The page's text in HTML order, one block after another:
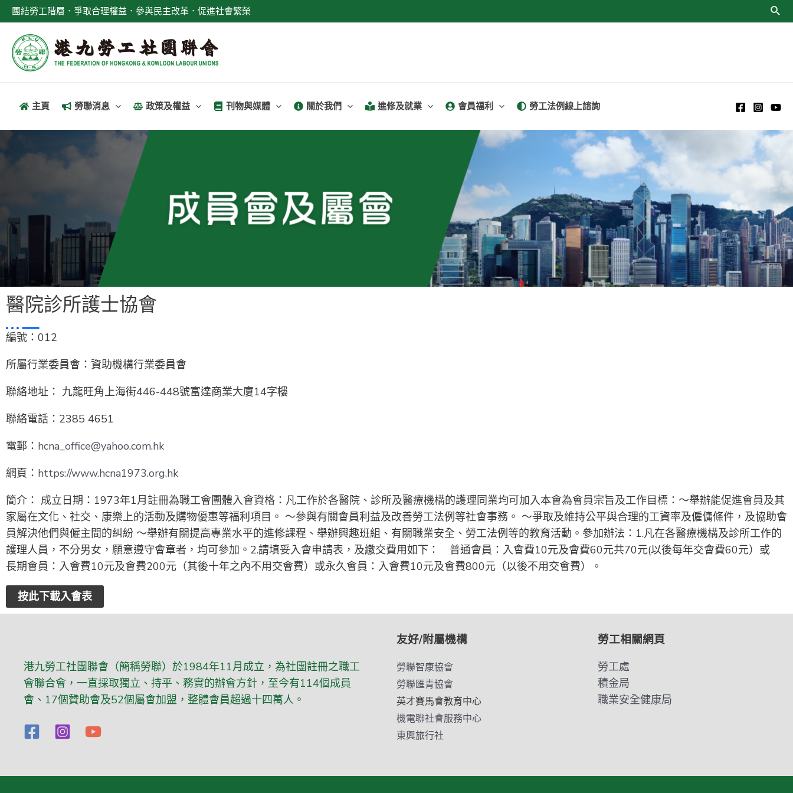
至
團結勞工階層．爭取合理權益．參與民主改革．促進社會繁榮
主頁 勞聯消息 政策及權益 刊物與媒體 關於我們 進修及就業 會員福利 勞工法例線上諮詢
醫院診所護士協會
編號：012
所屬行業委員會：資助機構行業委員會
聯絡地址： 九龍旺角上海街446-448號富達商業大廈14字樓
聯絡電話：2385 4651
電郵： hcna_office@yahoo.com.hk
網頁： https://www.hcna1973.org.hk
簡介： 成立日期：1973年1月註冊為職工會團體入會資格：凡工作於各醫院、診所及醫療機構的護理同業均可加入本會為會員宗旨及工作目標：～舉辦能促進會員及其
家屬在文化、社交、康樂上的活動及購物優惠等福利項目。 ～參與有關會員利益及改善勞工法例等社會事務。 ～爭取及維持公平與合理的工資率及僱傭條件，及協助會
員解決他們與僱主間的糾紛 ～舉辦有關提高專業水平的進修課程、舉辦興趣班組、有關職業安全、勞工法例等的教育活動。參加辦法：1.凡在各醫療機構及診所工作的
護理人員，不分男女，願意遵守會章者，均可參加。2.請填妥入會申請表，及繳交費用如下： 普通會員：入會費10元及會費60元共70元(以後每年交會費60元）或
長期會員：入會費10元及會費200元（其後十年之內不用交會費）或永久會員：入會費10元及會費800元（以後不用交會費）。
按此下載入會表
港九勞工社團聯會（簡稱勞聯）於1984年11月成立，為社團註冊之職工
會聯合會，一直採取獨立、持平、務實的辦會方針，至今有114個成員
會、17個贊助會及52個屬會加盟，整體會員超過十四萬人。
友好/附屬機構
勞聯智康協會
勞聯匯青協會
英才賽馬會教育中心
機電聯社會服務中心
東興旅行社
勞工相關網頁
勞工處
積金局
職業安全健康局